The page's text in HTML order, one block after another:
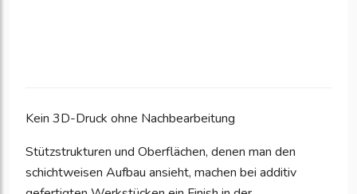
Kein 3D-Druck ohne Nachbearbeitung
Stützstrukturen und Oberflächen, denen man den
schichtweisen Aufbau ansieht, machen bei additiv